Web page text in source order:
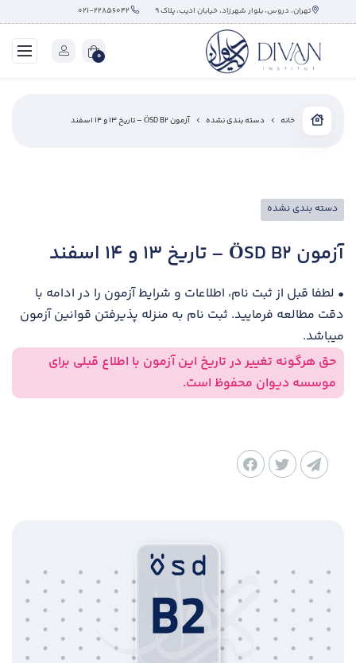
تهران، دروس، بلوار شهرزاد، خیابان ادیب، پلاک ۹
0
خانه دسته بندی نشده آزمون ÖSD B2 – تاریخ ۱۳ و ۱۴ اسفند
دسته بندی نشده
آزمون ÖSD B2 – تاریخ ۱۳ و ۱۴ اسفند
• لطفا قبل از ثبت نام، اطلاعات و شرایط آزمون را در ادامه با
دقت مطالعه فرمایید. ثبت نام به منزله پذیرفتن قوانین آزمون
میباشد.
حق هرگونه تغییر در تاریخ این آزمون با اطلاع قبلی برای
موسسه دیوان محفوظ است.